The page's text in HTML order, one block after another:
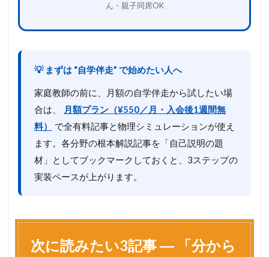
ん・親子同席OK
💡 まずは “自学伴走” で始めたい人へ
家庭教師の前に、月額の自学伴走から試したい場
合は、
月額プラン（¥550／月・入会後1週間無
料）
で全有料記事と物理シミュレーションが使え
ます。各分野の根本解説記事を「自己説明の題
材」としてブックマークしておくと、3ステップの
実装ペースが上がります。
次に読みたい3記事 ― 「分から